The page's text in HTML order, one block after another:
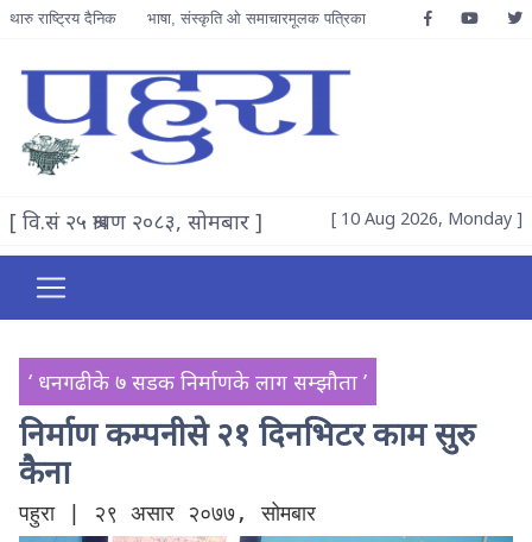
थारु राष्ट्रिय दैनिक भाषा, संस्कृति ओ समाचारमूलक पत्रिका
[ वि.सं २५ श्रावण २०८३, सोमबार ] [ 10 Aug 2026, Monday ]
‘ धनगढीके ७ सडक निर्माणके लाग सम्झौता ’
निर्माण कम्पनीसे २१ दिनभिटर काम सुरु
कैना
पहुरा | २९ असार २०७७, सोमबार